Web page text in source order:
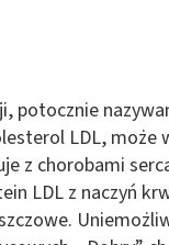
potocznie
LDL,
z chorobami
LDL z naczyń